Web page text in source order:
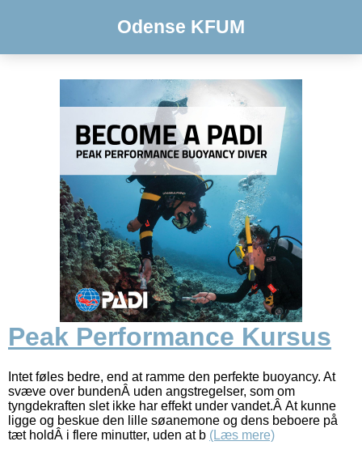
Odense KFUM
Peak Performance Kursus
Intet føles bedre, end at ramme den perfekte buoyancy. At
svæve over bundenÂ uden angstregelser, som om
tyngdekraften slet ikke har effekt under vandet.Â At kunne
ligge og beskue den lille søanemone og dens beboere på
tæt holdÂ i flere minutter, uden at b (Læs mere)